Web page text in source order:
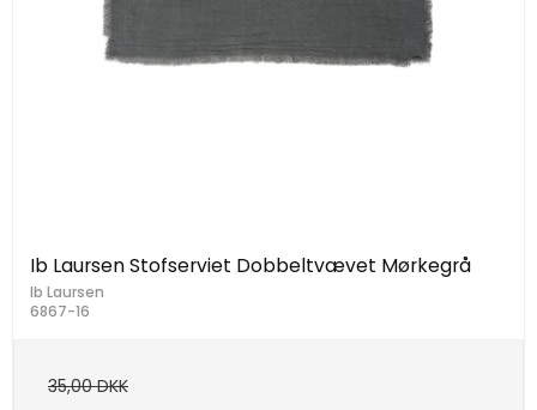
Ib Laursen Stofserviet Dobbeltvævet Mørkegrå
Ib Laursen
6867-16
35,00 DKK